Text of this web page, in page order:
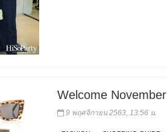
Welcome November
9 พฤศจิกายน 2563, 13:56 น.